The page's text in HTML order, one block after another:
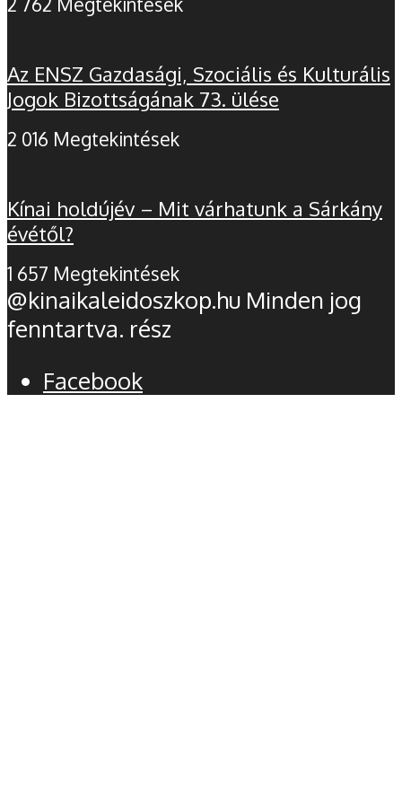
Az ENSZ Gazdasági, Szociális és Kulturális
Jogok Bizottságának 73. ülése
2 016 Megtekintések
Kínai holdújév – Mit várhatunk a Sárkány
évétől?
1 657 Megtekintések
@kinaikaleidoszkop.hu Minden jog
fenntartva. rész
Facebook